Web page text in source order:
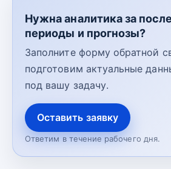
Нужна аналитика за
периоды и прогнозы?
Заполните форму обратной
подготовим актуальные
под вашу задачу.
Оставить заявку
Ответим в течение рабочего дня.